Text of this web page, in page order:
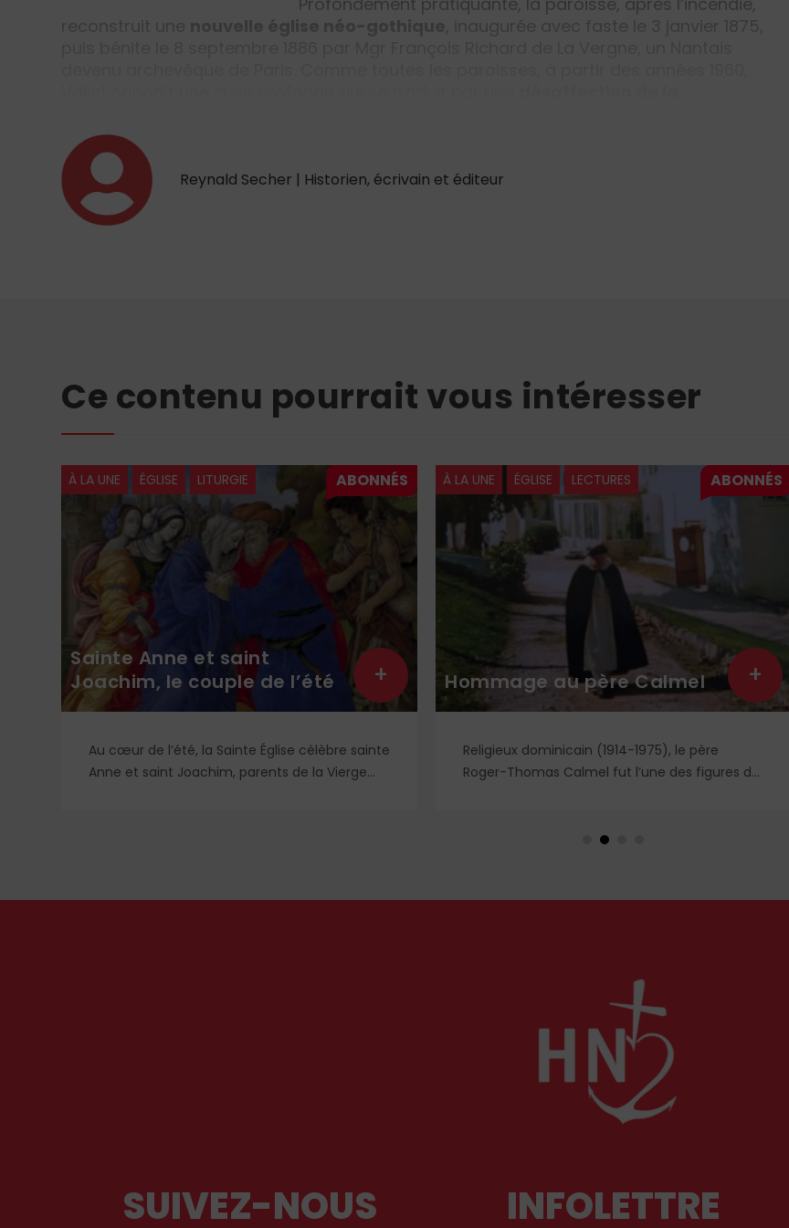
Reynald Secher | Historien, écrivain et éditeur
Ce contenu pourrait vous intéresser
À LA UNE ÉGLISE LITURGIE
Sainte Anne et saint
Joachim, le couple de l’été
Au cœur de l’été, la Sainte Église célèbre sainte
Anne et saint Joachim, parents de la Vierge
+
À LA UNE ÉGLISE LECTURES
Hommage au père Calmel
Religieux dominicain (1914-1975), le père
Roger-Thomas Calmel fut l’une des figures du
traditionnelle, ainsi qu’aux antiques
des plus importants du XXᵉ siècle. Deux
+
SUIVEZ-NOUS INFOLETTRE